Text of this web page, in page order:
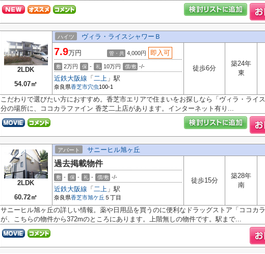
2LDK
54.07㎡
ハイツ ヴィラ・ライスシャワーＢ
7.9万円 管・共 4,000円 即入可
敷 2万円 保 - 礼 10万円 償/敷 -/-
近鉄大阪線 「 二上 」駅
奈良県香芝市穴虫100-1
徒歩6分
築24年
東
こだわりで選びたい方におすすめ。香芝市エリアで住まいをお探しなら「ヴィラ・ライ
分の場所に、ココカラファイン 香芝二上店があります。インターネット有り...
2LDK
60.72㎡
アパート サニーヒル旭ヶ丘
過去掲載物件
敷 - 保 - 礼 - 償/敷 -/-
近鉄大阪線 「 二上 」駅
奈良県香芝市旭ケ丘 ５丁目
徒歩15分
築28年
南
サニーヒル旭ヶ丘の詳しい情報。薬や日用品を買うのに便利なドラッグストア「ココカ
が、こちらの物件から372mのところにあります。上階無しの物件です。駅まで...